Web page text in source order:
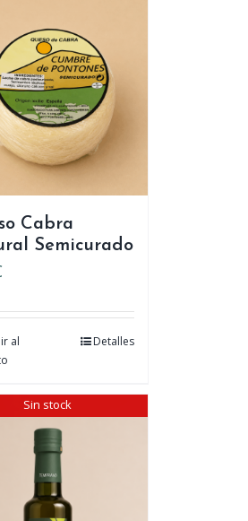
Cabra
Semicurado
al
Detalles
Sin stock